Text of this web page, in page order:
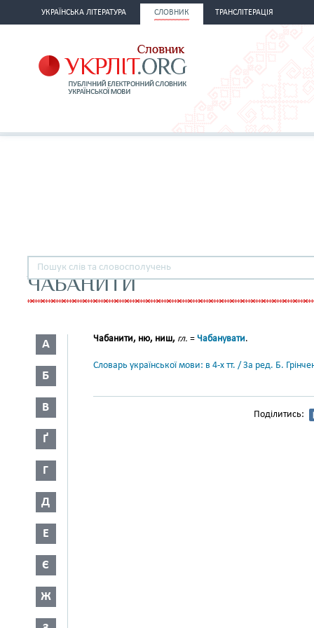
УКРАЇНСЬКА ЛІТЕРАТУРА СЛОВНИК ТРАНСЛІТЕРАЦІЯ
ЧАБАНИТИ
А
Б
В
Ґ
Г
Д
Е
Є
Ж
Чабанити, ню, ниш, гл. = Чабанувати.
Словарь української мови: в 4-х тт. / За ред. Б.
Поділитись: